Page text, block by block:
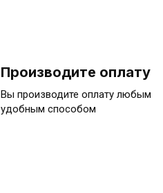
Производите оплату
Вы производите оплату любым
удобным способом